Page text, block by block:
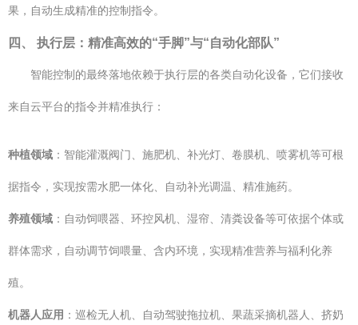
果，自动生成精准的控制指令。
四、 执行层：精准高效的“手脚”与“自动化部队”
智能控制的最终落地依赖于执行层的各类自动化设备，它们接收
来自云平台的指令并精准执行：
种植领域 ：智能灌溉阀门、施肥机、补光灯、卷膜机、喷雾机等可根
据指令，实现按需水肥一体化、自动补光调温、精准施药。
养殖领域 ：自动饲喂器、环控风机、湿帘、清粪设备等可依据个体或
群体需求，自动调节饲喂量、含内环境，实现精准营养与福利化养
殖。
机器人应用 ：巡检无人机、自动驾驶拖拉机、果蔬采摘机器人、挤奶